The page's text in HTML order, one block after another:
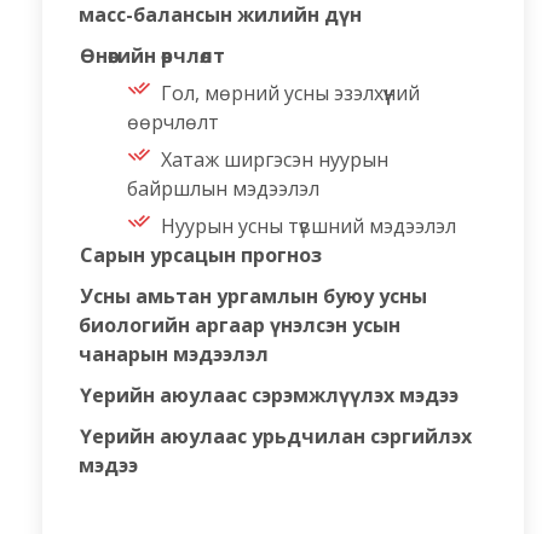
масс-балансын жилийн дүн
Өнөөгийн өөрчлөлт
Гол, мөрний усны эзэлхүүний
өөрчлөлт
Хатаж ширгэсэн нуурын
байршлын мэдээлэл
Нуурын усны түвшний мэдээлэл
Сарын урсацын прогноз
Усны амьтан ургамлын буюу усны
биологийн аргаар үнэлсэн усын
чанарын мэдээлэл
Үерийн аюулаас сэрэмжлүүлэх мэдээ
Үерийн аюулаас урьдчилан сэргийлэх
мэдээ